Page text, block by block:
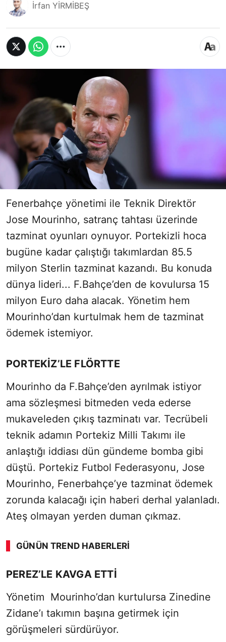
İrfan YİRMİBEŞ
Fenerbahçe yönetimi ile Teknik Direktör
Jose Mourinho, satranç tahtası üzerinde
tazminat oyunları oynuyor. Portekizli hoca
bugüne kadar çalıştığı takımlardan 85.5
milyon Sterlin tazminat kazandı. Bu konuda
dünya lideri... F.Bahçe’den de kovulursa 15
milyon Euro daha alacak. Yönetim hem
Mourinho’dan kurtulmak hem de tazminat
ödemek istemiyor.
PORTEKİZ’LE FLÖRTTE
Mourinho da F.Bahçe’den ayrılmak istiyor
ama sözleşmesi bitmeden veda ederse
mukaveleden çıkış tazminatı var. Tecrübeli
teknik adamın Portekiz Milli Takımı ile
anlaştığı iddiası dün gündeme bomba gibi
düştü. Portekiz Futbol Federasyonu, Jose
Mourinho, Fenerbahçe’ye tazminat ödemek
zorunda kalacağı için haberi derhal yalanladı.
Ateş olmayan yerden duman çıkmaz.
GÜNÜN TREND HABERLERI
PEREZ’LE KAVGA ETTİ
Yönetim Mourinho’dan kurtulursa Zinedine
Zidane’ı takımın başına getirmek için
görüşmeleri sürdürüyor.